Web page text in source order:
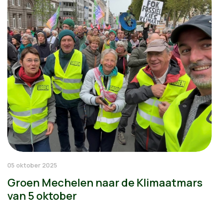
05 oktober 2025
Groen Mechelen naar de Klimaatmars
van 5 oktober